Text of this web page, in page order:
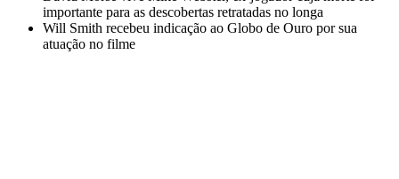
importante para as descobertas retratadas no longa
Will Smith recebeu indicação ao Globo de Ouro por sua
atuação no filme